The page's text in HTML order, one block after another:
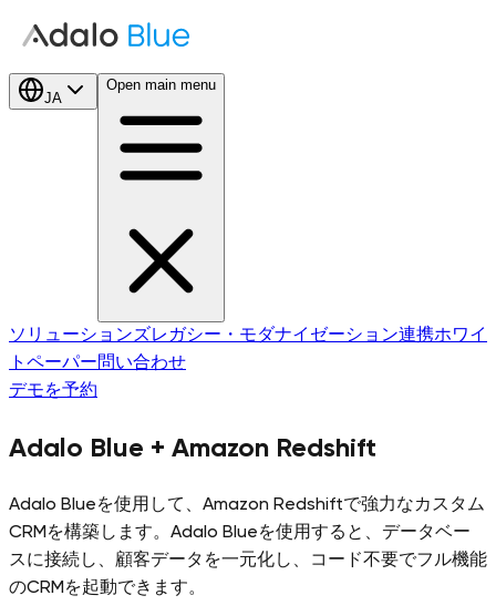
JA
Open main menu
ソリューションズ レガシー・モダナイゼーション連携ホワイ
トペーパー問い合わせ
デモを予約
Adalo Blue + Amazon Redshift
Adalo Blueを使用して、Amazon Redshiftで強力なカスタム
CRMを構築します。Adalo Blueを使用すると、データベー
スに接続し、顧客データを一元化し、コード不要でフル機能
のCRMを起動できます。